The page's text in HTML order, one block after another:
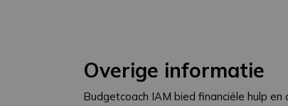
Overige informatie
Budgetcoach IAM bied financiële hulp